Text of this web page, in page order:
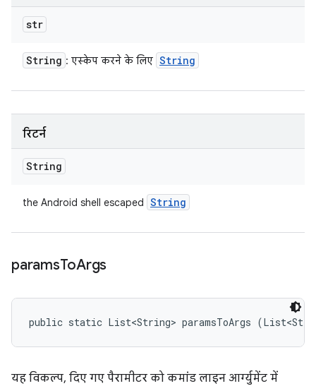
str
String : एस्केप करने के लिए String
रिटर्न
String
the Android shell escaped String
paramsToArgs
public static List<String> paramsToArgs
यह विकल्प, दिए गए पैरामीटर को कमांड लाइन आर्ग्युमेंट में